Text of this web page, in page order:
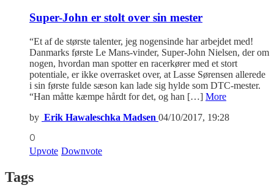
Super-John er stolt over sin mester
“Et af de største talenter, jeg nogensinde har arbejdet med!
Danmarks første Le Mans-vinder, Super-John Nielsen, der om
nogen, hvordan man spotter en racerkører med et stort
potentiale, er ikke overrasket over, at Lasse Sørensen allerede
i sin første fulde sæson kan lade sig hylde som DTC-mester.
“Han måtte kæmpe hårdt for det, og han […] More
by Erik Hawaleschka Madsen 04/10/2017, 19:28
0
Upvote Downvote
Tags